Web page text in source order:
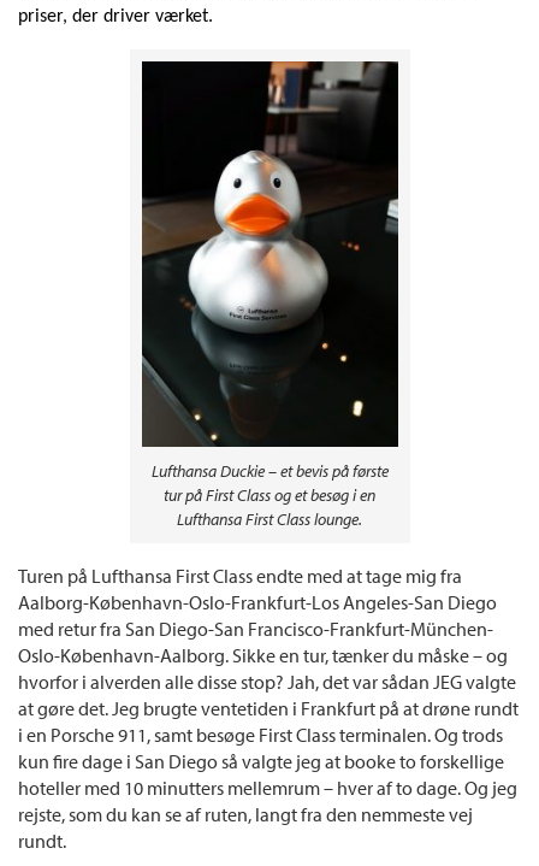
priser, der driver værket.
Lufthansa Duckie – et bevis på første
tur på First Class og et besøg i en
Lufthansa First Class lounge.
Turen på Lufthansa First Class endte med at tage mig fra
Aalborg-København-Oslo-Frankfurt-Los Angeles-San Diego
med retur fra San Diego-San Francisco-Frankfurt-München-
Oslo-København-Aalborg. Sikke en tur, tænker du måske – og
hvorfor i alverden alle disse stop? Jah, det var sådan JEG valgte
at gøre det. Jeg brugte ventetiden i Frankfurt på at drøne rundt
i en Porsche 911, samt besøge First Class terminalen. Og trods
kun fire dage i San Diego så valgte jeg at booke to forskellige
hoteller med 10 minutters mellemrum – hver af to dage. Og jeg
rejste, som du kan se af ruten, langt fra den nemmeste vej
rundt.